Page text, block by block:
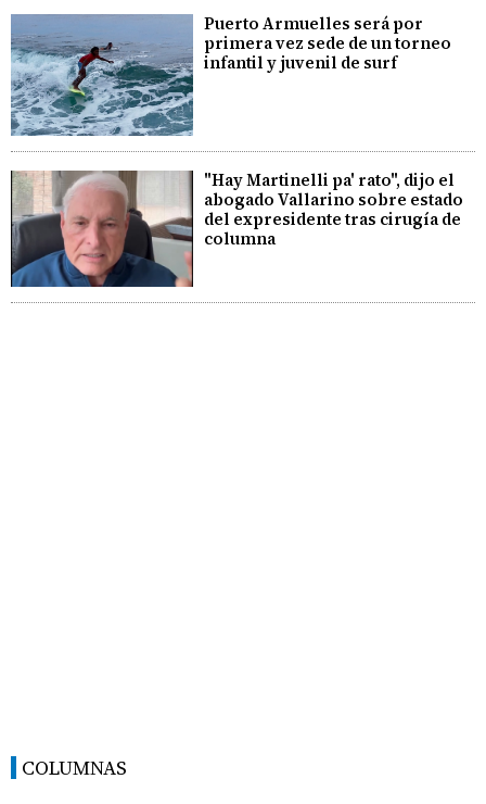
Puerto Armuelles será por
primera vez sede de un torneo
infantil y juvenil de surf
"Hay Martinelli pa' rato", dijo el
abogado Vallarino sobre estado
del expresidente tras cirugía de
columna
COLUMNAS